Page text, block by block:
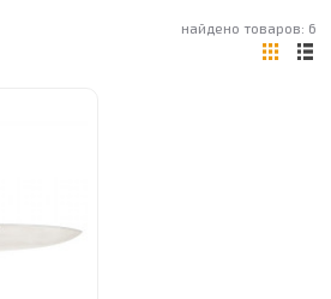
найдено товаров: 6